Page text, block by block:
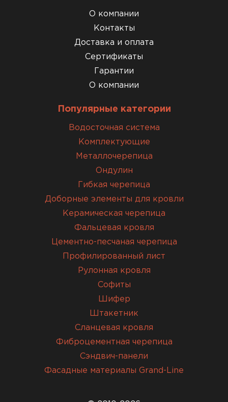
О компании
Контакты
Доставка и оплата
Сертификаты
Гарантии
О компании
Популярные категории
Водосточная система
Комплектующие
Металлочерепица
Ондулин
Гибкая черепица
Доборные элементы для кровли
Керамическая черепица
Фальцевая кровля
Цементно-песчаная черепица
Профилированный лист
Рулонная кровля
Софиты
Шифер
Штакетник
Сланцевая кровля
Фиброцементная черепица
Сэндвич-панели
Фасадные материалы Grand-Line